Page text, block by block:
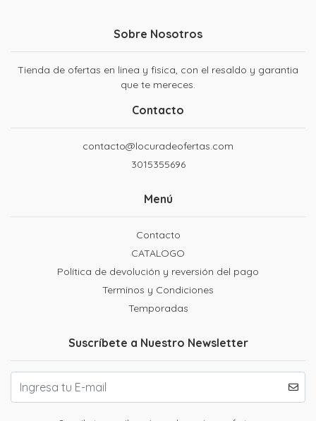
Sobre Nosotros
Tienda de ofertas en linea y fisica, con el resaldo y garantia
que te mereces.
Contacto
contacto@locuradeofertas.com
3015355696
Menú
Contacto
CATALOGO
Política de devolución y reversión del pago
Terminos y Condiciones
Temporadas
Suscríbete a Nuestro Newsletter